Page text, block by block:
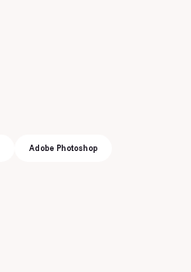
Adobe Photoshop